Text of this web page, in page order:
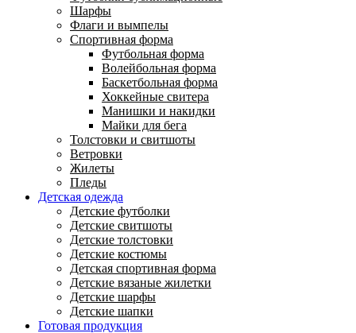
Шарфы
Флаги и вымпелы
Спортивная форма
Футбольная форма
Волейбольная форма
Баскетбольная форма
Хоккейные свитера
Манишки и накидки
Майки для бега
Толстовки и свитшоты
Ветровки
Жилеты
Пледы
Детская одежда
Детские футболки
Детские свитшоты
Детские толстовки
Детские костюмы
Детская спортивная форма
Детские вязаные жилетки
Детские шарфы
Детские шапки
Готовая продукция